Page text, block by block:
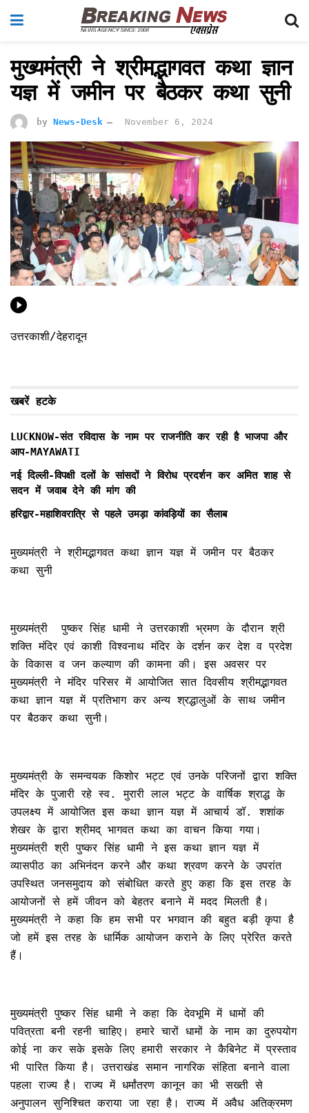
मुख्यमंत्री ने श्रीमद्भागवत कथा ज्ञान
यज्ञ में जमीन पर बैठकर कथा सुनी
by News-Desk November 6, 2024
उत्तरकाशी/देहरादून
खबरें हटके
LUCKNOW-संत रविदास के नाम पर राजनीति कर रही है भाजपा और
आप-MAYAWATI
नई दिल्ली-विपक्षी दलों के सांसदों ने विरोध प्रदर्शन कर अमित शाह से
सदन में जवाब देने की मांग की
हरिद्वार-महाशिवरात्रि से पहले उमड़ा कांवड़ियों का सैलाब
मुख्यमंत्री ने श्रीमद्भागवत कथा ज्ञान यज्ञ में जमीन पर बैठकर
कथा सुनी
मुख्यमंत्री पुष्कर सिंह धामी ने उत्तरकाशी भ्रमण के दौरान श्री
शक्ति मंदिर एवं काशी विश्वनाथ मंदिर के दर्शन कर देश व प्रदेश
के विकास व जन कल्याण की कामना की। इस अवसर पर
मुख्यमंत्री ने मंदिर परिसर में आयोजित सात दिवसीय श्रीमद्भागवत
कथा ज्ञान यज्ञ में प्रतिभाग कर अन्य श्रद्धालुओं के साथ जमीन
पर बैठकर कथा सुनी।
मुख्यमंत्री के समन्वयक किशोर भट्ट एवं उनके परिजनों द्वारा शक्ति
मंदिर के पुजारी रहे स्व. मुरारी लाल भट्ट के वार्षिक श्राद्ध के
उपलक्ष्य में आयोजित इस कथा ज्ञान यज्ञ में आचार्य डॉ. शशांक
शेखर के द्वारा श्रीमद् भागवत कथा का वाचन किया गया।
मुख्यमंत्री श्री पुष्कर सिंह धामी ने इस कथा ज्ञान यज्ञ में
व्यासपीठ का अभिनंदन करने और कथा श्रवण करने के उपरांत
उपस्थित जनसमुदाय को संबोधित करते हुए कहा कि इस तरह के
आयोजनों से हमें जीवन को बेहतर बनाने में मदद मिलती है।
मुख्यमंत्री ने कहा कि हम सभी पर भगवान की बहुत बड़ी कृपा है
जो हमें इस तरह के धार्मिक आयोजन कराने के लिए प्रेरित करते
हैं।
मुख्यमंत्री पुष्कर सिंह धामी ने कहा कि देवभूमि में धामों की
पवित्रता बनी रहनी चाहिए। हमारे चारों धामों के नाम का दुरुपयोग
कोई ना कर सके इसके लिए हमारी सरकार ने कैबिनेट में प्रस्ताव
भी पारित किया है। उत्तराखंड समान नागरिक संहिता बनाने वाला
पहला राज्य है। राज्य में धर्मांतरण कानून का भी सख्ती से
अनुपालन सुनिश्चित कराया जा रहा है। राज्य में अवैध अतिक्रमण